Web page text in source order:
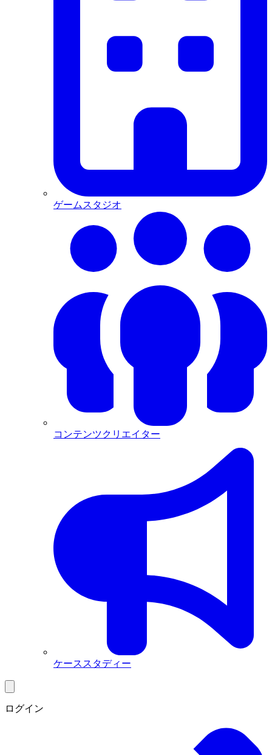
ゲームスタジオ
コンテンツクリエイター
ケーススタディー
ログイン